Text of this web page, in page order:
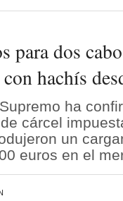
para dos
hachís
ha
cárcel
un
euros en el